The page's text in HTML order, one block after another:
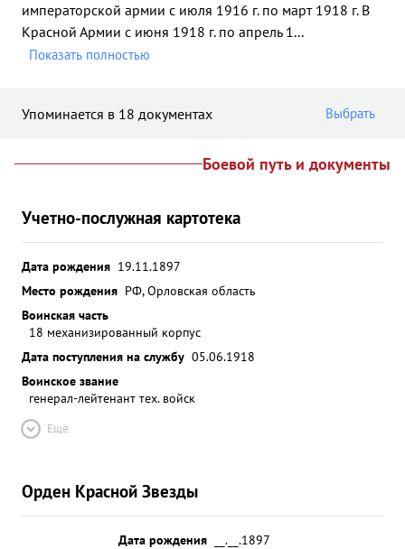
императорской армии с июля 1916 г. по март 1918 г. В
Красной Армии с июня 1918 г. по апрель 1...
Показать полностью
Упоминается в 18 документах Выбрать
Боевой путь и документы
Учетно-послужная картотека
Дата рождения 19.11.1897
Место рождения РФ, Орловская область
Воинская часть
18 механизированный корпус
Дата поступления на службу 05.06.1918
Воинское звание
генерал-лейтенант тех. войск
Ещё
Орден Красной Звезды
Дата рождения
__.__.1897